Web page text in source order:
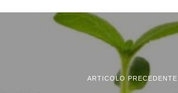
ARTICOLO PRECEDENTE